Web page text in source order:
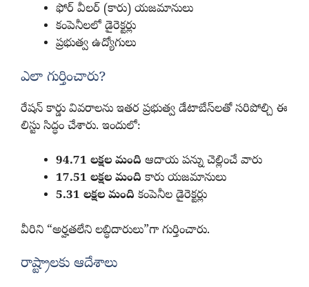
ఫోర్ వీలర్ (కారు) యజమానులు
కంపెనీలలో డైరెక్టర్లు
ప్రభుత్వ ఉద్యోగులు
ఎలా గుర్తించారు?
రేషన్ కార్డు వివరాలను ఇతర ప్రభుత్వ డేటాబేస్‌లతో సరిపోల్చి ఈ
లిస్టు సిద్ధం చేశారు. ఇందులో:
94.71 లక్షల మంది ఆదాయ పన్ను చెల్లించే వారు
17.51 లక్షల మంది కారు యజమానులు
5.31 లక్షల మంది కంపెనీల డైరెక్టర్లు
వీరిని “అర్హతలేని లబ్ధిదారులు”గా గుర్తించారు.
రాష్ట్రాలకు ఆదేశాలు